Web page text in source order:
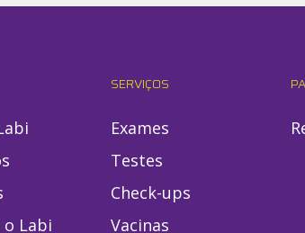
o Labi
SERVIÇOS
Exames
Testes
Check-ups
Vacinas